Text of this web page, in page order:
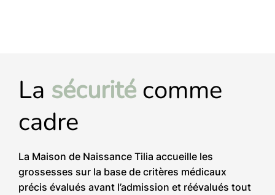
La sécurité comme
cadre
La Maison de Naissance Tilia accueille les
grossesses sur la base de critères médicaux
précis évalués avant l’admission et réévalués tout